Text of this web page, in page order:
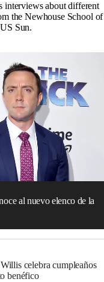
interviews about different
the Newhouse School of
Sun.
al nuevo elenco de la
celebra cumpleaños
benéfico